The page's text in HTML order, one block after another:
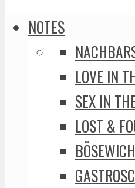
NOTES
LOVE IN
SEX IN
LOST &